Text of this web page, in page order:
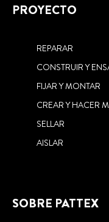
PATTEX
PROYECTO
REPARAR
CONSTRUIR Y
FIJAR Y MONTAR
CREAR Y HACER
SELLAR
AISLAR
SOBRE PATTEX